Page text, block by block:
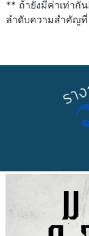
** ถ้ายังมีค่าเท่ากั
ลำดับความสำคัญที่